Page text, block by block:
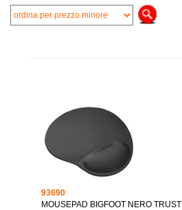
93690
MOUSEPAD BIGFOOT NERO TRUST